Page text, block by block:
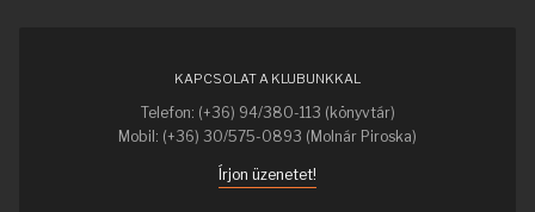
KAPCSOLAT A KLUBUNKKAL
Telefon: (+36) 94/380-113 (könyvtár)
Mobil: (+36) 30/575-0893 (Molnár Piroska)
Írjon üzenetet!